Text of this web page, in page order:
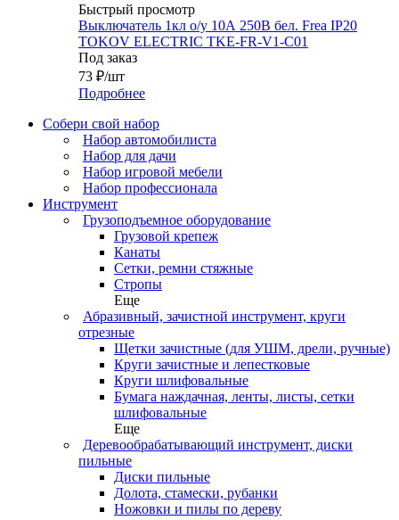
Быстрый просмотр
Выключатель 1кл о/у 10А 250В бел. Frea IP20
TOKOV ELECTRIC TKE-FR-V1-C01
Под заказ
73 ₽/шт
Подробнее
Собери свой набор
Набор автомобилиста
Набор для дачи
Набор игровой мебели
Набор профессионала
Инструмент
Грузоподъемное оборудование
Грузовой крепеж
Канаты
Сетки, ремни стяжные
Стропы
Еще
Абразивный, зачистной инструмент, круги
отрезные
Щетки зачистные (для УШМ, дрели, ручные)
Круги зачистные и лепестковые
Круги шлифовальные
Бумага наждачная, ленты, листы, сетки
шлифовальные
Еще
Деревообрабатывающий инструмент, диски
пильные
Диски пильные
Долота, стамески, рубанки
Ножовки и пилы по дереву